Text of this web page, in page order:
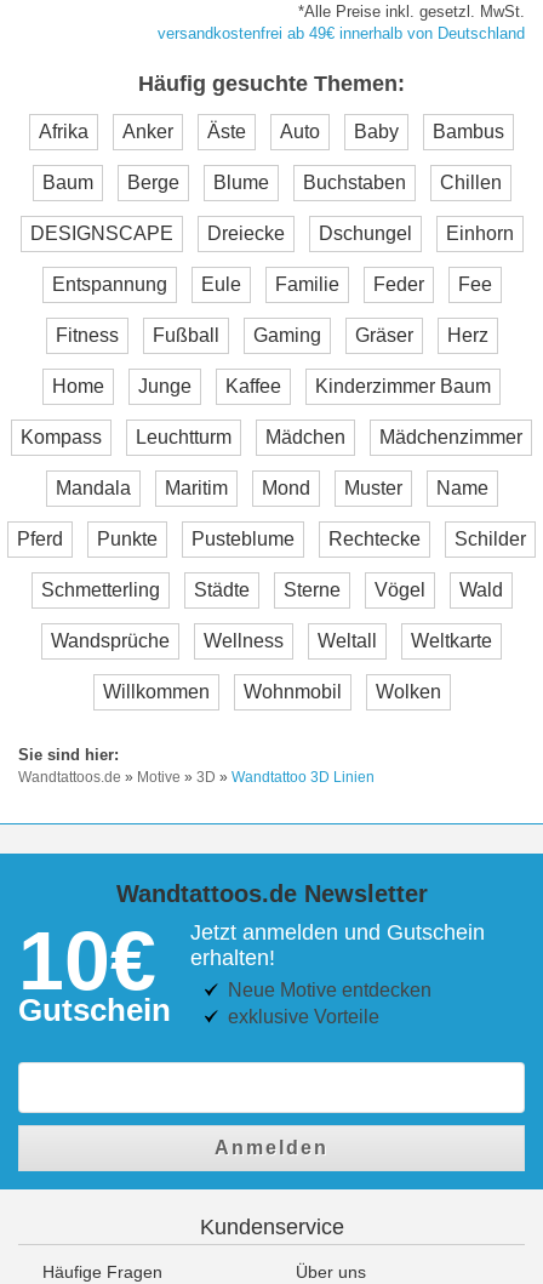
*Alle Preise inkl. gesetzl. MwSt.
versandkostenfrei ab 49€ innerhalb von Deutschland
Häufig gesuchte Themen:
Afrika Anker Äste Auto Baby Bambus
Baum Berge Blume Buchstaben Chillen
DESIGNSCAPE Dreiecke Dschungel Einhorn
Entspannung Eule Familie Feder Fee
Fitness Fußball Gaming Gräser Herz
Home Junge Kaffee Kinderzimmer Baum
Kompass Leuchtturm Mädchen Mädchenzimmer
Mandala Maritim Mond Muster Name
Pferd Punkte Pusteblume Rechtecke Schilder
Schmetterling Städte Sterne Vögel Wald
Wandsprüche Wellness Weltall Weltkarte
Willkommen Wohnmobil Wolken
Wandtattoos.de » Motive » 3D » Wandtattoo 3D Linien
Wandtattoos.de Newsletter
10€
Gutschein
Jetzt anmelden und Gutschein
erhalten!
Neue Motive entdecken
exklusive Vorteile
Anmelden
Kundenservice
Häufige Fragen
Über uns